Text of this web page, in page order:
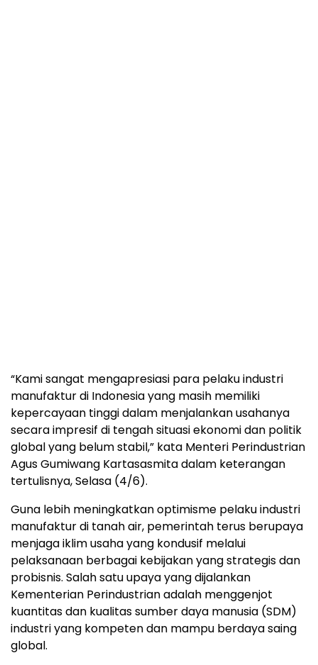
“Kami sangat mengapresiasi para pelaku industri
manufaktur di Indonesia yang masih memiliki
kepercayaan tinggi dalam menjalankan usahanya
secara impresif di tengah situasi ekonomi dan politik
global yang belum stabil,” kata Menteri Perindustrian
Agus Gumiwang Kartasasmita dalam keterangan
tertulisnya, Selasa (4/6).
Guna lebih meningkatkan optimisme pelaku industri
manufaktur di tanah air, pemerintah terus berupaya
menjaga iklim usaha yang kondusif melalui
pelaksanaan berbagai kebijakan yang strategis dan
probisnis. Salah satu upaya yang dijalankan
Kementerian Perindustrian adalah menggenjot
kuantitas dan kualitas sumber daya manusia (SDM)
industri yang kompeten dan mampu berdaya saing
global.